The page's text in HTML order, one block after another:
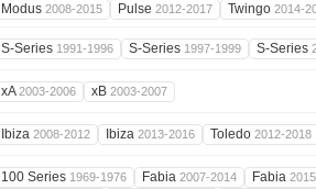
Modus 2008-2015 Pulse 2012-2017 Twingo 2014-
S-Series 1991-1996 S-Series 1997-1999 S-Series
xA2003-2006 xB 2003-2007
Ibiza 2008-2012 Ibiza 2013-2016 Toledo 2012-2018
100 Series 1969-1976 Fabia 2007-2014 Fabia